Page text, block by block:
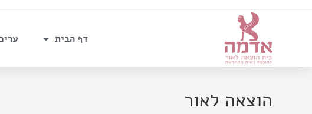
דף הבית
הוצאה לאור